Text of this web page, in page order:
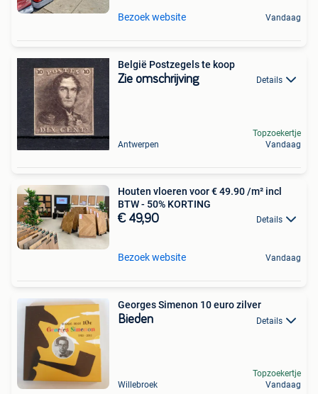
Bezoek website Vandaag
België Postzegels te koop
Zie omschrijving Details
Antwerpen
Topzoekertje
Vandaag
Houten vloeren voor € 49.90 /m² incl
BTW - 50% KORTING
€ 49,90 Details
Bezoek website Vandaag
Georges Simenon 10 euro zilver
Bieden Details
Willebroek
Topzoekertje
Vandaag